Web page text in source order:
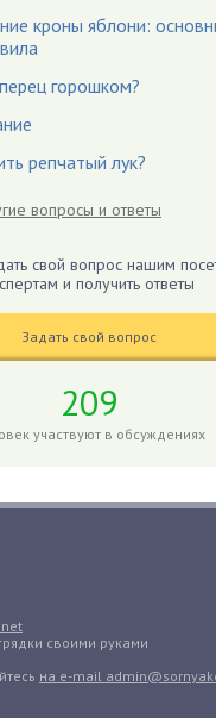
кроны яблони:
горошком?
репчатый лук?
вопросы и ответы
свой вопрос нашим
и получить ответы
Задать свой вопрос
209
участвуют в обсуждениях
своими руками
на e-mail